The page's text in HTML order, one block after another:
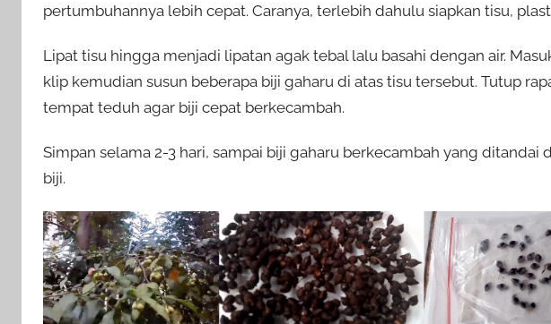
pertumbuhannya lebih cepat. Caranya, terlebih dahulu siapkan tisu,
Lipat tisu hingga menjadi lipatan agak tebal lalu basahi dengan air.
klip kemudian susun beberapa biji gaharu di atas tisu tersebut. Tutup
tempat teduh agar biji cepat berkecambah.
Simpan selama 2-3 hari, sampai biji gaharu berkecambah yang ditandai
biji.